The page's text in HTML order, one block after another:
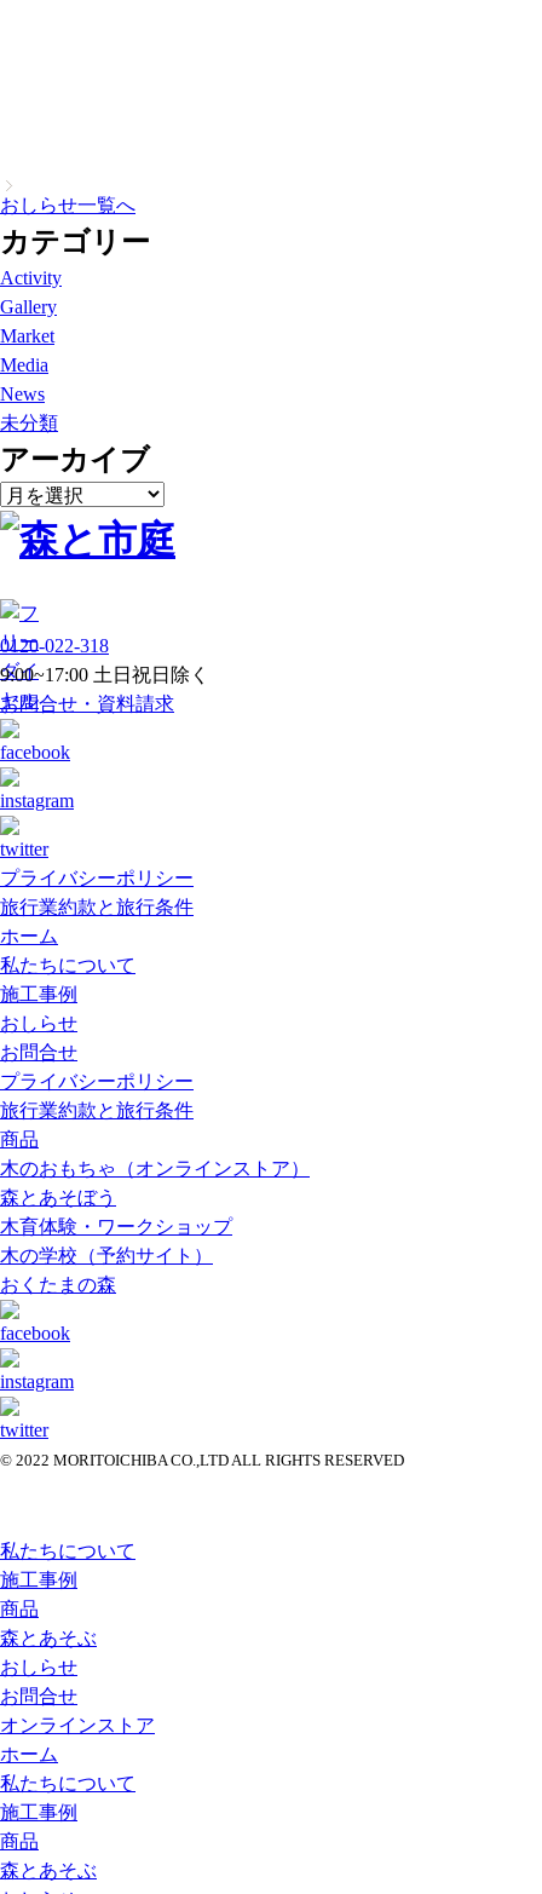
おしらせ一覧へ
カテゴリー
Activity
Gallery
Market
Media
News
未分類
アーカイブ
ア
ー
ブ
0120-022-318
9:00~17:00 土日祝日除く
お問合せ・資料請求
プライバシーポリシー
旅行業約款と旅行条件
ホーム
私たちについて
施工事例
おしらせ
お問合せ
プライバシーポリシー
旅行業約款と旅行条件
商品
木のおもちゃ（オンラインストア）
森とあそぼう
木育体験・ワークショップ
木の学校（予約サイト）
おくたまの森
© 2022 MORITOICHIBA CO.,LTD ALL RIGHTS RESERVED
私たちについて
施工事例
商品
森とあそぶ
おしらせ
お問合せ
オンラインストア
ホーム
私たちについて
施工事例
商品
森とあそぶ